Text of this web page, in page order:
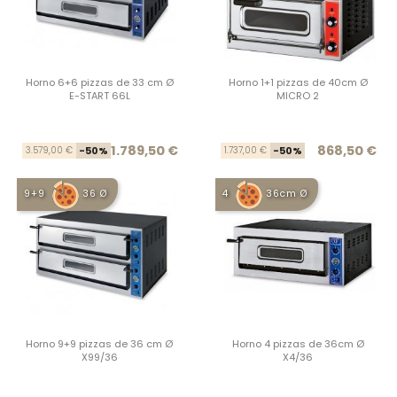
Horno 6+6 pizzas de 33 cm Ø
E-START 66L
Precio base
3.579,00 € -50% Precio
1.789,50 €
Horno 1+1 pizzas de 40cm Ø
MICRO 2
1.737,00 € -50% 868,50 €
9+9 36 Ø
Horno 9+9 pizzas de 36 cm Ø
X99/36
4 36cm Ø
Horno 4 pizzas de 36cm Ø
X4/36